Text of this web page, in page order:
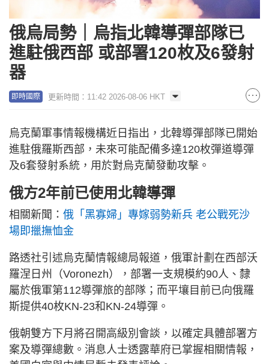
俄烏局勢｜烏指北韓導彈部隊已
進駐俄西部 或部署120枚及6發射
器
即時國際 更新時間：11:42 2026-08-06 HKT
烏克蘭軍事情報機構近日指出，北韓導彈部隊已開始
進駐俄羅斯西部，未來可能配備多達120枚彈道導彈
及6套發射系統，用於對烏克蘭發動攻擊。
俄方2年前已使用北韓導彈
相關新聞： 俄「黑寡婦」專嫁弱勢新兵 老公戰死沙
場即擸撫恤金
路透社引述烏克蘭情報總局報道，俄軍計劃在西部沃
羅涅日州（Voronezh），部署一支規模約90人、隸
屬於俄軍第112導彈旅的部隊；而平壤目前已向俄羅
斯提供40枚KN-23和KN-24導彈。
俄朝雙方下月將召開高級別會談，以確定具體部署方
案及導彈總數。消息人士透露華府已掌握相關情報，